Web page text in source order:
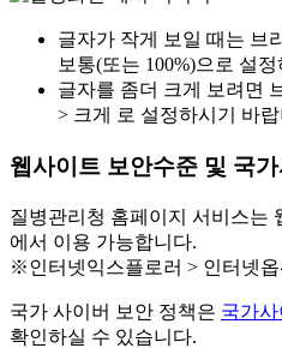
글자가 작게 보일 때는 브
보통(또는 100%)으로 설
글자를 좀더 크게 보려면
> 크게 로 설정하시기 바
웹사이트 보안수준 및 국
질병관리청 홈페이지 서비스는
에서 이용 가능합니다.
※인터넷익스플로러 > 인터넷
국가 사이버 보안 정책은 국가사
확인하실 수 있습니다.